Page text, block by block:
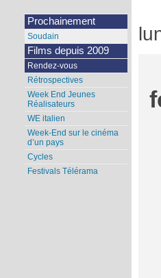
Prochainement
Soudain
Films depuis 2009
Rendez-vous
Rétrospectives
Week End Jeunes
Réalisateurs
WE italien
Week-End sur le cinéma
d’un pays
Cycles
Festivals Télérama